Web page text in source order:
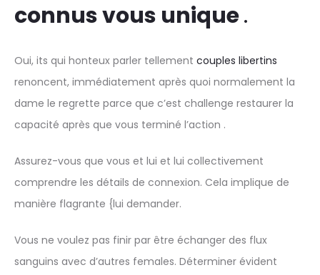
connus vous unique.
Oui, its qui honteux parler tellement couples libertins
renoncent, immédiatement après quoi normalement la
dame le regrette parce que c’est challenge restaurer la
capacité après que vous terminé l’action .
Assurez-vous que vous et lui et lui collectivement
comprendre les détails de connexion. Cela implique de
manière flagrante {lui demander.
Vous ne voulez pas finir par être échanger des flux
sanguins avec d’autres females. Déterminer évident